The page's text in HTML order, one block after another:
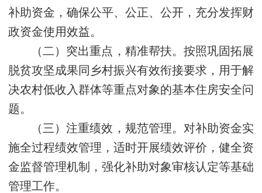
补助资金，确保公平、公正、公开，充分发挥财
政资金使用效益。
（二）突出重点，精准帮扶。按照巩固拓展
脱贫攻坚成果同乡村振兴有效衔接要求，用于解
决农村低收入群体等重点对象的基本住房安全问
题。
（三）注重绩效，规范管理。对补助资金实
施全过程绩效管理，适时开展绩效评价，健全资
金监督管理机制，强化补助对象审核认定等基础
管理工作。